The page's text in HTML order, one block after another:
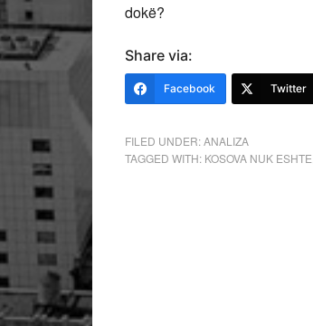
dokë?
Share via:
Facebook Twitter
FILED UNDER:ANALIZA
TAGGED WITH: KOSOVA NUK ESHTE